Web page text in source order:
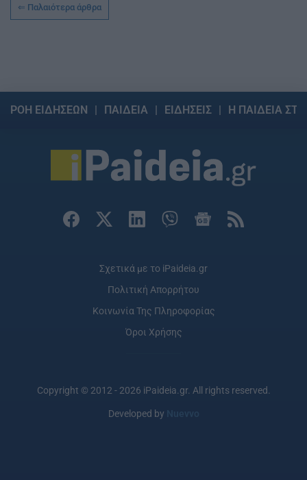
Παλαιότερα άρθρα
ΡΟΗ ΕΙΔΗΣΕΩΝ ΠΑΙΔΕΙΑ ΕΙΔΗΣΕΙΣ Η ΠΑΙΔΕΙΑ
Σχετικά με το iPaideia.gr
Πολιτική Απορρήτου
Κοινωνία Της Πληροφορίας
Όροι Χρήσης
Copyright © 2012 - 2026 iPaideia.gr. All rights reserved.
Developed by